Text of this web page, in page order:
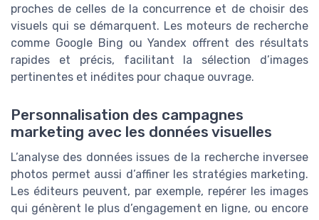
proches de celles de la concurrence et de choisir des
visuels qui se démarquent. Les moteurs de recherche
comme Google Bing ou Yandex offrent des résultats
rapides et précis, facilitant la sélection d’images
pertinentes et inédites pour chaque ouvrage.
Personnalisation des campagnes
marketing avec les données visuelles
L’analyse des données issues de la recherche inversee
photos permet aussi d’affiner les stratégies marketing.
Les éditeurs peuvent, par exemple, repérer les images
qui génèrent le plus d’engagement en ligne, ou encore